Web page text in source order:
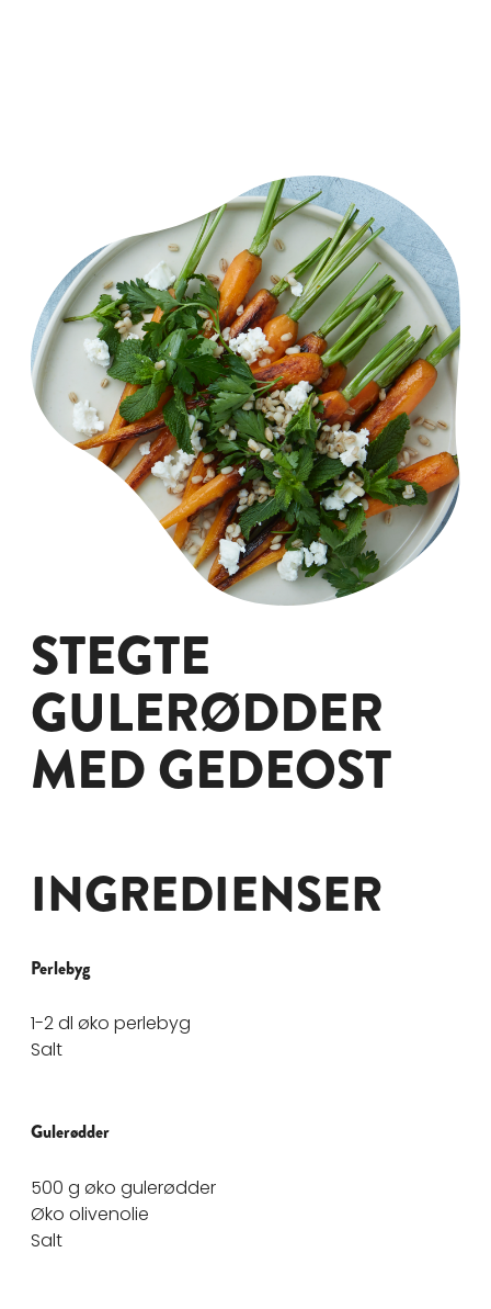
STEGTE
GULERØDDER
MED GEDEOST
INGREDIENSER
Perlebyg
1-2 dl øko perlebyg
Salt
Gulerødder
500 g øko gulerødder
Øko olivenolie
Salt